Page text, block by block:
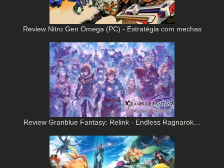
Review Nitro Gen Omega (PC) - Estratégia com mechas
Review Granblue Fantasy: Relink - Endless Ragnarok…